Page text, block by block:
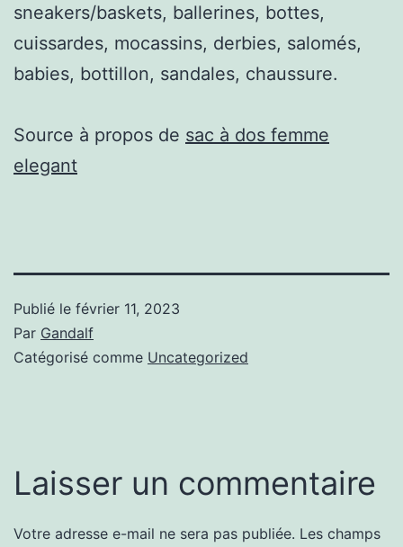
sneakers/baskets, ballerines, bottes,
cuissardes, mocassins, derbies, salomés,
babies, bottillon, sandales, chaussure.
Source à propos de sac à dos femme
elegant
Publié le février 11, 2023
Par Gandalf
Catégorisé comme Uncategorized
Laisser un commentaire
Votre adresse e-mail ne sera pas publiée. Les champs